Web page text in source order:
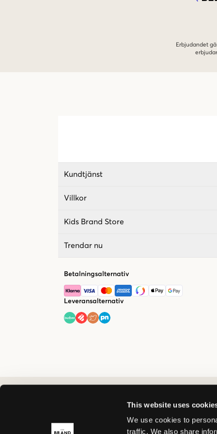
This website uses
We use cookies to
traffic. We also share
Erbjudandet
Kundtjänst
Villkor
Kids Brand Store
Trendar nu
Betalningsalternativ
Leveransalternativ